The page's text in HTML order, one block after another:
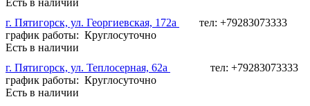
Есть в наличии
г. Пятигорск, ул. Георгиевская, 172а
тел: +79283073333
график работы: Круглосуточно
Есть в наличии
г. Пятигорск, ул. Теплосерная, 62а
тел: +79283073333
график работы: Круглосуточно
Есть в наличии